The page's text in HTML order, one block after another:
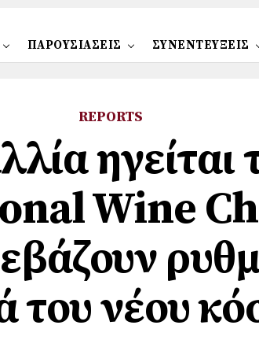
ΠΑΡΟΥΣΙΑΣΕΙΣ ΣΥΝΕΝΤΕΥΞΕΙΣ
REPORTS
ηγείται
Wine
του νέου